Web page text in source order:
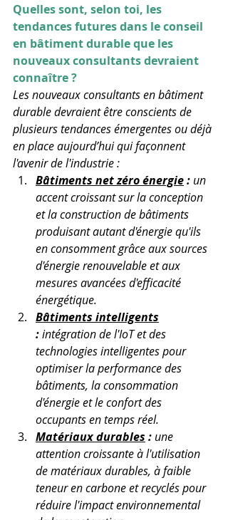
Quelles sont, selon toi, les
tendances futures dans le conseil
en bâtiment durable que les
nouveaux consultants devraient
connaître ?
Les nouveaux consultants en bâtiment
durable devraient être conscients de
plusieurs tendances émergentes ou déjà
en place aujourd’hui qui façonnent
l'avenir de l'industrie :
Bâtiments net zéro énergie : un
accent croissant sur la conception
et la construction de bâtiments
produisant autant d'énergie qu'ils
en consomment grâce aux sources
d'énergie renouvelable et aux
mesures avancées d'efficacité
énergétique.
Bâtiments intelligents
: intégration de l'IoT et des
technologies intelligentes pour
optimiser la performance des
bâtiments, la consommation
d'énergie et le confort des
occupants en temps réel.
Matériaux durables : une
attention croissante à l'utilisation
de matériaux durables, à faible
teneur en carbone et recyclés pour
réduire l'impact environnemental